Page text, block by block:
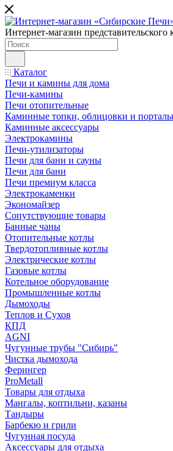
Интернет-магазин представительского
Каталог
Печи и камины для дома
Печи-камины
Печи отопительные
Каминные топки, облицовки и порталы
Каминные аксессуары
Электрокамины
Печи-утилизаторы
Печи для бани и сауны
Печи для бани
Печи премиум класса
Электрокаменки
Экономайзер
Сопутствующие товары
Банные чаны
Отопительные котлы
Твердотопливные котлы
Электрические котлы
Газовые котлы
Котельное оборудование
Промышленные котлы
Дымоходы
Теплов и Сухов
КПД
AGNI
Чугунные трубы "Сибирь"
Чистка дымохода
Ферингер
ProMetall
Товары для отдыха
Мангалы, коптильни, казаны
Тандыры
Барбекю и грили
Чугунная посуда
Аксессуары для отдыха